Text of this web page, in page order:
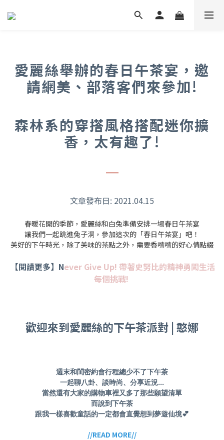
愛麗絲舉辦的春日午茶宴，邀
請網美、部落客們來參加!
森林系的穿搭風格搭配迷你擴
香，太有趣了!
文章發布日: 2021.04.15
春暖花開的季節，愛麗絲和白兔準備安排一場春日午茶宴
讓我們一起跳進兔子洞，參加這次的「春日午茶宴」吧！
美好的下午時光，除了美味的茶點之外，需要香噴噴的好心情點綴
【閱讀更多】Never Give Up! 帶著史努比的精神勇闖生活
每個挑戰!
歡迎來到愛麗絲的下午茶派對 | 憨娜
週末和閨密約會行程總少不了下午茶
一起聊八卦、談時尚、分享近況...
當然還有大家的購物車裡又多了那些願望清單
而說到下午茶
跟我一樣喜歡童話的一定都會直覺想到夢遊仙境💕
//READ MORE//